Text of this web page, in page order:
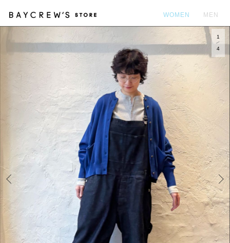
WOMEN MEN
Prev
1
4